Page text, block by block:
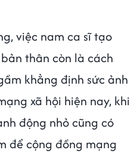
việc nam ca sĩ tạo
thân còn là cách
khẳng định sức ảnh
xã hội hiện nay, khi
động nhỏ cũng có
để cộng đồng mạng